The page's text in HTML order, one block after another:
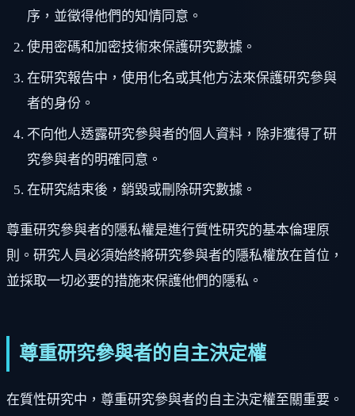
序，並徵得他們的知情同意。
使用密碼和加密技術來保護研究數據。
在研究報告中，使用化名或其他方法來保護研究參與
者的身份。
不向他人透露研究參與者的個人資料，除非獲得了研
究參與者的明確同意。
在研究結束後，銷毀或刪除研究數據。
尊重研究參與者的隱私權是進行質性研究的基本倫理原
則。研究人員必須始終將研究參與者的隱私權放在首位，
並採取一切必要的措施來保護他們的隱私。
尊重研究參與者的自主決定權
在質性研究中，尊重研究參與者的自主決定權至關重要。